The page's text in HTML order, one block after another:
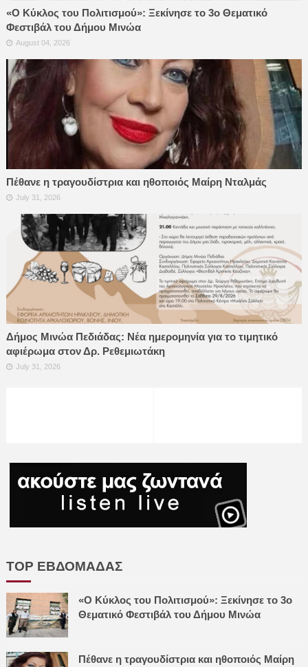
«Ο Κύκλος του Πολιτισμού»: Ξεκίνησε το 3ο Θεματικό
Φεστιβάλ του Δήμου Μινώα
August 04, 2026
Πέθανε η τραγουδίστρια και ηθοποιός Μαίρη Νταλμάς
July 31, 2026
Δήμος Μινώα Πεδιάδας: Νέα ημερομηνία για το τιμητικό
αφιέρωμα στον Δρ. Ρεθεμιωτάκη
July 31, 2026
TOP ΕΒΔΟΜΑΔΑΣ
«Ο Κύκλος του Πολιτισμού»: Ξεκίνησε το 3ο
Θεματικό Φεστιβάλ του Δήμου Μινώα
Πέθανε η τραγουδίστρια και ηθοποιός Μαίρη